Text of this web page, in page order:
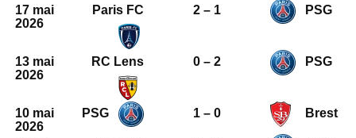
17 mai
2026
Paris FC 2 – 1 PSG
13 mai
2026
RC Lens 0 – 2 PSG
10 mai
2026
PSG 1 – 0 Brest